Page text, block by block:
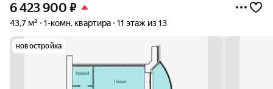
6 423 900 ₽
43,7 м² 1-комн. квартира 11 этаж из 13
новостройка